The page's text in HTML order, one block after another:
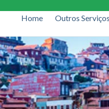
Home Outros Serviços